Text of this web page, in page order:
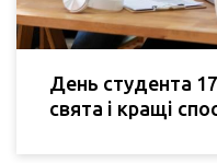
День студента
свята і кращі